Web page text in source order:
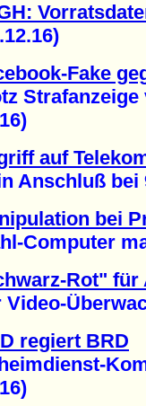
Fake
Strafanzeige
auf
bei
bei
Computer
Rot" für
regiert BRD